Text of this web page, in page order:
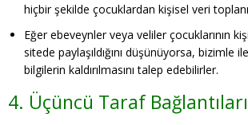
hiçbir şekilde çocuklardan kişisel veri
Eğer ebeveynler veya veliler çocuklarının
sitede paylaşıldığını düşünüyorsa, bizimle
bilgilerin kaldırılmasını talep edebilirler.
4. Üçüncü Taraf Bağlantıları